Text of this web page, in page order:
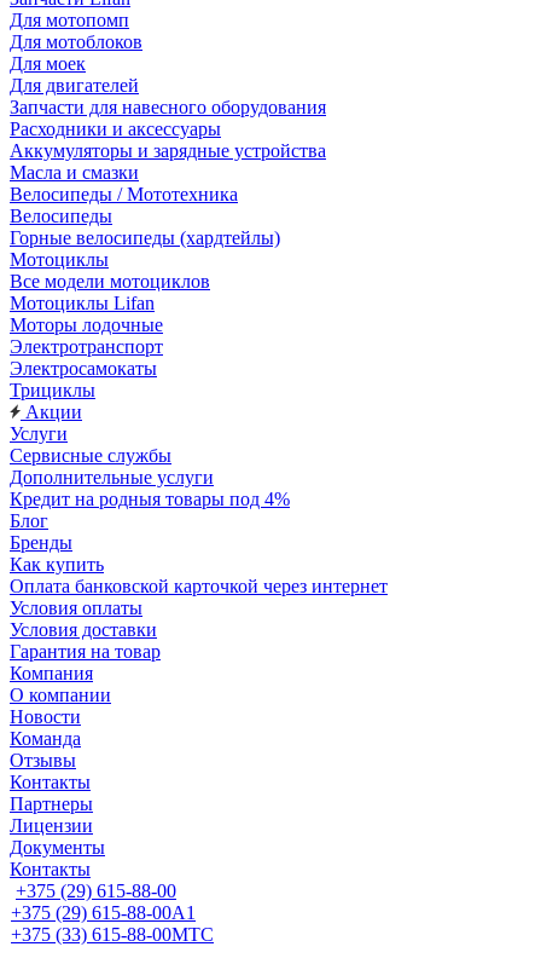
Для мотопомп
Для мотоблоков
Для моек
Для двигателей
Запчасти для навесного оборудования
Расходники и аксессуары
Аккумуляторы и зарядные устройства
Масла и смазки
Велосипеды / Мототехника
Велосипеды
Горные велосипеды (хардтейлы)
Мотоциклы
Все модели мотоциклов
Мотоциклы Lifan
Моторы лодочные
Электротранспорт
Электросамокаты
Трициклы
Акции
Услуги
Сервисные службы
Дополнительные услуги
Кредит на родныя товары под 4%
Блог
Бренды
Как купить
Оплата банковской карточкой через интернет
Условия оплаты
Условия доставки
Гарантия на товар
Компания
О компании
Новости
Команда
Отзывы
Контакты
Партнеры
Лицензии
Документы
Контакты
+375 (29) 615-88-00
+375 (29) 615-88-00A1
+375 (33) 615-88-00МТС